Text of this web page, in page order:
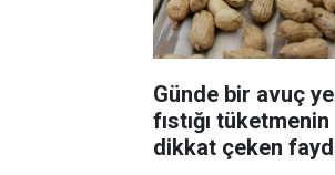
Günde bir avuç
fıstığı tüketmenin
dikkat çeken